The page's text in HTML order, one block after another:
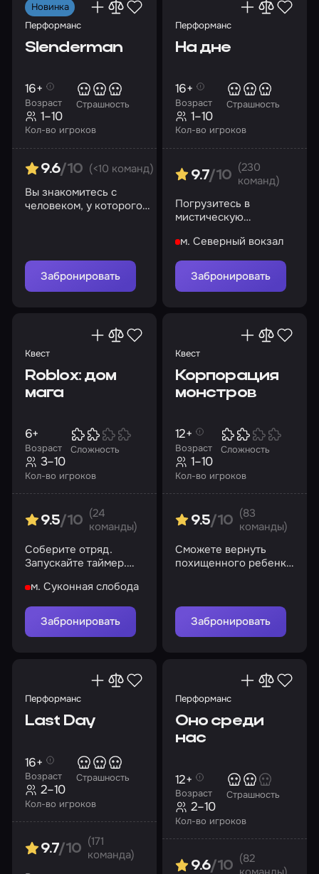
Новинка
Перформанс
Slenderman
Возраст
16+
Страшность
Кол-во игроков
1–10
9.6/10 (<10 команд)
Вы знакомитесь с
человеком, у которого
Забронировать
Перформанс
На дне
Возраст
16+
Страшность
Кол-во игроков
1–10
9.7/10
(230
команд)
Погрузитесь в
мистическую
м. Северный вокзал
Забронировать
Квест
Roblox: дом
мага
Возраст
6+
Сложность
Кол-во игроков
3–10
9.5/10
(24
команды)
Соберите отряд.
Запускайте таймер.
начинается сейчас
м. Суконная слобода
Забронировать
Квест
Корпорация
монстров
Возраст
12+
Сложность
Кол-во игроков
1–10
9.5/10
(83
команды)
Сможете вернуть
похищенного ребенка
Забронировать
Перформанс
Last Day
Возраст
16+
Страшность
Кол-во игроков
2–10
9.7/10
(171
команда)
Перформанс
Оно среди
нас
Возраст
12+
Страшность
Кол-во игроков
2–10
9.6/10
(82